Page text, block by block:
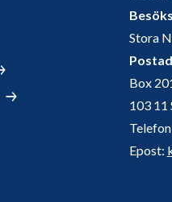
Stora
Box
103 11
Epost: